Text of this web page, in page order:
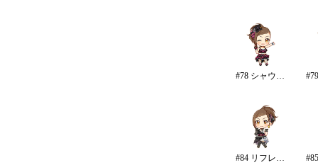
#78 シャウトアウト・ラヴ
#84 リフレイン・ファンタジア